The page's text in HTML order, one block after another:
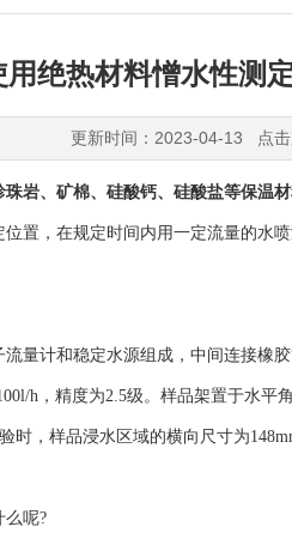
用绝热材料憎水性测
更新时间：2023-04-13 点击
岩、矿棉、硅酸钙、硅酸盐等保温材
置，在规定时间内用一定流量的水
计和稳定水源组成，中间连接橡
h，精度为2.5级。样品架置于水
，样品浸水区域的横向尺寸为
呢?